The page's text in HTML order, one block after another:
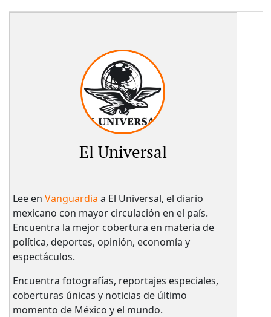
El Universal
Lee en Vanguardia a El Universal, el diario
mexicano con mayor circulación en el país.​
Encuentra la mejor cobertura en materia de
política, deportes, opinión, economía y
espectáculos.
Encuentra fotografías, reportajes especiales,
coberturas únicas y noticias de último
momento de México y el mundo.